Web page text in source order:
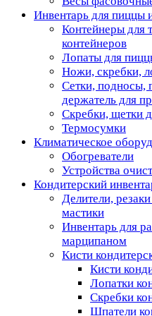
Инвентарь для пиццы
Контейнеры для
контейнеров
Лопаты для
Ножи, скребки,
Сетки, подносы,
держатель для
Скребки, щетки
Термосумки
Климатическое
Обогреватели
Устройства
Кондитерский
Делители,
мастики
Инвентарь для
марципаном
Кисти
Кисти
Лопатки
Скребки
Шпатели